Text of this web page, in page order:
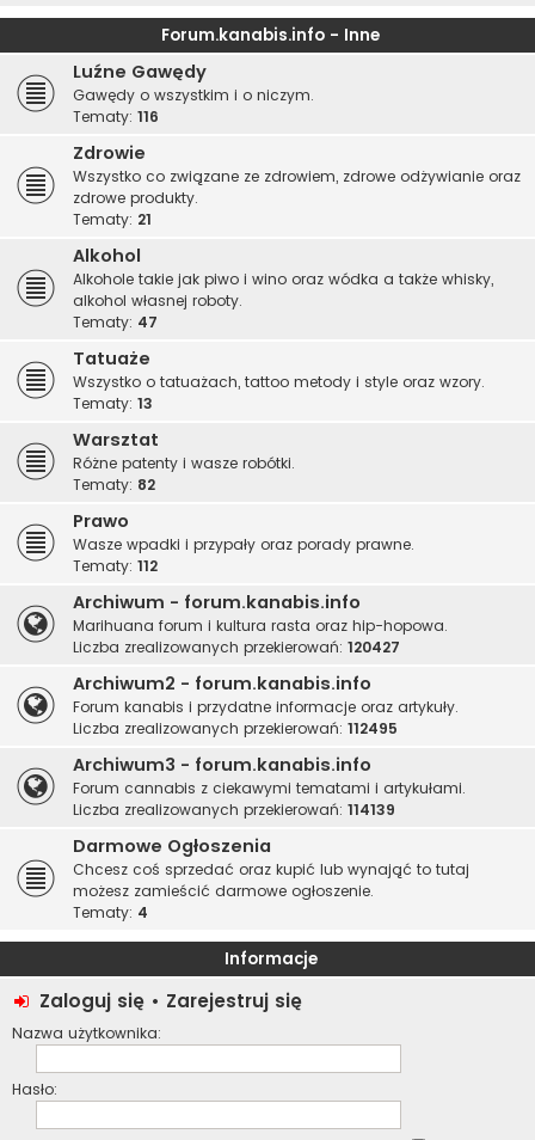
Forum.kanabis.info - Inne
Luźne Gawędy
Gawędy o wszystkim i o niczym.
Tematy: 116
Zdrowie
Wszystko co związane ze zdrowiem, zdrowe odżywianie oraz
zdrowe produkty.
Tematy: 21
Alkohol
Alkohole takie jak piwo i wino oraz wódka a także whisky,
alkohol własnej roboty.
Tematy: 47
Tatuaże
Wszystko o tatuażach, tattoo metody i style oraz wzory.
Tematy: 13
Warsztat
Różne patenty i wasze robótki.
Tematy: 82
Prawo
Wasze wpadki i przypały oraz porady prawne.
Tematy: 112
Archiwum - forum.kanabis.info
Marihuana forum i kultura rasta oraz hip-hopowa.
Liczba zrealizowanych przekierowań: 120427
Archiwum2 - forum.kanabis.info
Forum kanabis i przydatne informacje oraz artykuły.
Liczba zrealizowanych przekierowań: 112495
Archiwum3 - forum.kanabis.info
Forum cannabis z ciekawymi tematami i artykułami.
Liczba zrealizowanych przekierowań: 114139
Darmowe Ogłoszenia
Chcesz coś sprzedać oraz kupić lub wynająć to tutaj
możesz zamieścić darmowe ogłoszenie.
Tematy: 4
Informacje
Zaloguj się • Zarejestruj się
Nazwa użytkownika:
Hasło: